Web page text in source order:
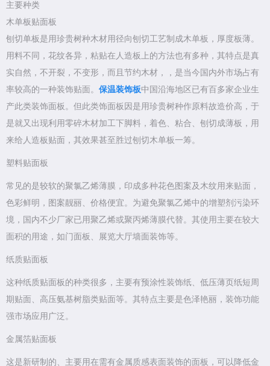
主要种类
木单板贴面板
刨切单板是用珍贵树种木材用径向刨切工艺制成木单板，厚度板薄。
用料不同，花纹各异，粘贴在人造板上的方法也有多种，其特点是真
实自然，不开裂，不变形，而且节约木材，，是当今国内外市场占有
率较高的一种装饰贴面。 保温装饰板中国沿海地区已有百多家企业生
产此类装饰面板。但此类饰面板因是用珍贵树种作原料故造价高，于
是就又出现利用零碎木材加工下脚料，着色、粘合、刨切成薄板，用
来给人造板贴面，其效果甚至胜过刨切木单板一筹。
塑料贴面板
常见的是较软的聚氯乙烯薄膜，印成多种花色图案及木纹用来贴面，
色彩鲜明，图案靓丽、价格便宜。为避免聚氯乙烯中的增塑剂污染环
境，国内不少厂家已用聚乙烯或聚丙烯薄膜代替。其使用主要在较大
面积的用途，如门面板、展览大厅墙面装饰等。
纸质贴面板
这种纸质贴面板的种类很多，主要有预涂性装饰纸、低压薄页纸短周
期贴面、高压氨基树脂类贴面等。其特点主要是色泽艳丽，装饰功能
强市场应用广泛。
金属箔贴面板
这是新研制的、主要用在需有金属质感表面装饰的面板，可以降低金